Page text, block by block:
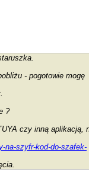
- pogotowie mogę
?
czy inną aplikacją,
na-szyfr-kod-do-szafek-